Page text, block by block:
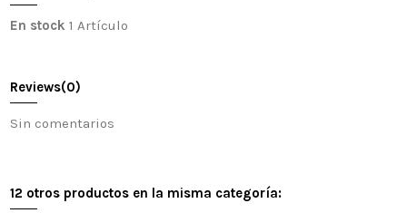
En stock 1 Artículo
Reviews(0)
Sin comentarios
12 otros productos en la misma categoría: